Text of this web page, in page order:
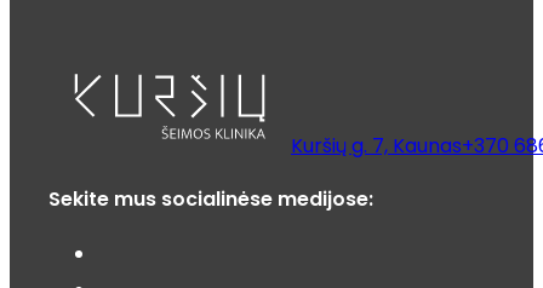
Kuršių g. 7, Kaunas+370
Sekite mus socialinėse medijose: